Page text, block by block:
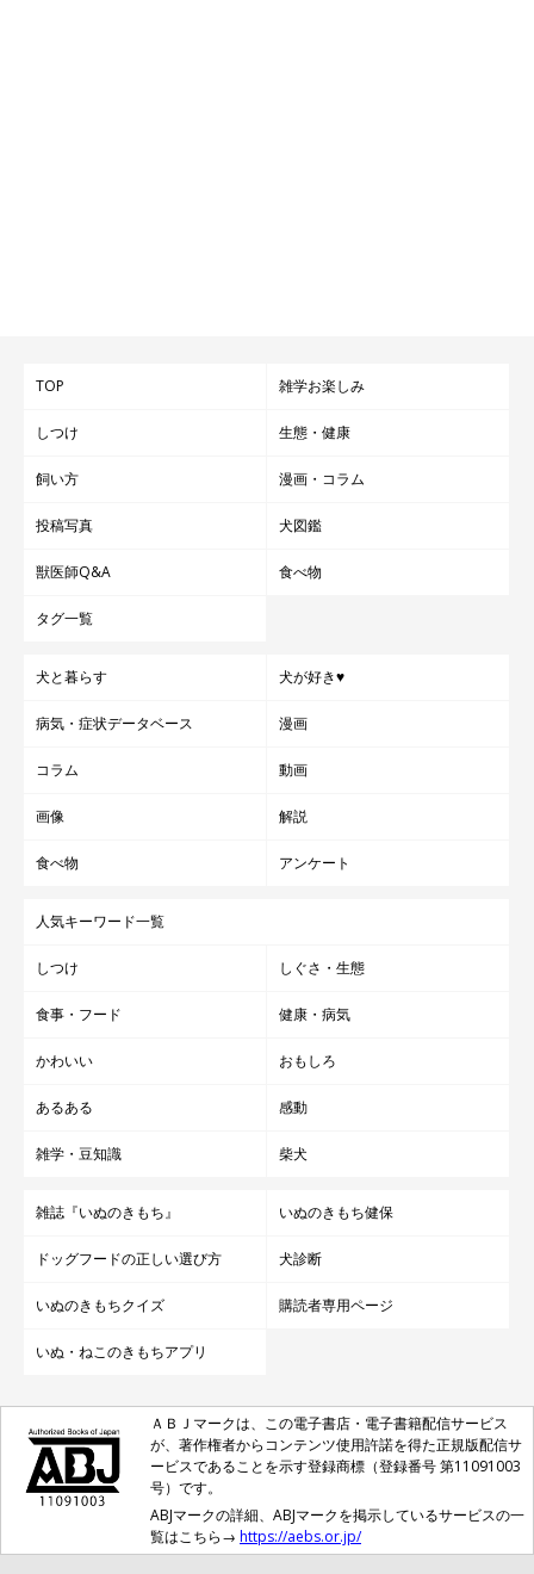
TOP 雑学お楽しみ
しつけ 生態・健康
飼い方 漫画・コラム
投稿写真 犬図鑑
獣医師Q&A 食べ物
タグ一覧
犬と暮らす 犬が好き♥
病気・症状データベース 漫画
コラム 動画
画像 解説
食べ物 アンケート
人気キーワード一覧
しつけ しぐさ・生態
食事・フード 健康・病気
かわいい おもしろ
あるある 感動
雑学・豆知識 柴犬
雑誌『いぬのきもち』 いぬのきもち健保
ドッグフードの正しい選び方 犬診断
いぬのきもちクイズ 購読者専用ページ
いぬ・ねこのきもちアプリ
ＡＢＪマークは、この電子書店・電子書籍配信サービス
が、著作権者からコンテンツ使用許諾を得た正規版配信サ
ービスであることを示す登録商標（登録番号 第11091003
号）です。
ABJマークの詳細、ABJマークを掲示しているサービスの一
覧はこちら→ https://aebs.or.jp/